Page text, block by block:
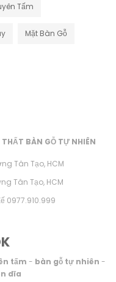
Tấm
Mặt Bàn Gỗ
BÀN GỖ TỰ NHIÊN
Tân Tạo, HCM
Tân Tạo, HCM
0977.910.999
tấm - bàn gỗ tự nhiên -
dĩa